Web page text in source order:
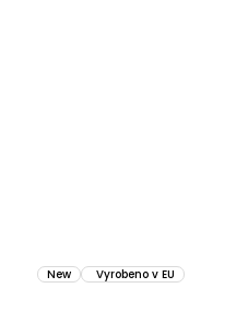
New Vyrobeno v EU